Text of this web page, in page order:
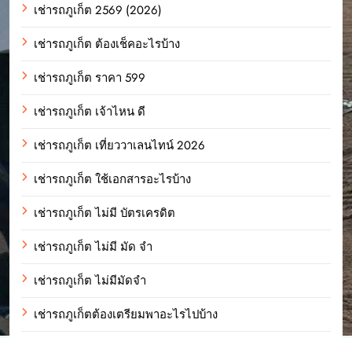
เช่ารถภูเก็ต 2569 (2026)
เช่ารถภูเก็ต ต้องเช็คอะไรบ้าง
เช่ารถภูเก็ต ราคา 599
เช่ารถภูเก็ต เจ้าไหน ดี
เช่ารถภูเก็ต เที่ยววาเลนไทน์ 2026
เช่ารถภูเก็ต ใช้เอกสารอะไรบ้าง
เช่ารถภูเก็ต ไม่มี บัตรเครดิต
เช่ารถภูเก็ต ไม่มี มัด จํา
เช่ารถภูเก็ต ไม่มีมัดจำ
เช่ารถภูเก็ตต้องเตรียมพาอะไรไปบ้าง